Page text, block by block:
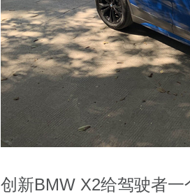
创新BMW X2给驾驶者